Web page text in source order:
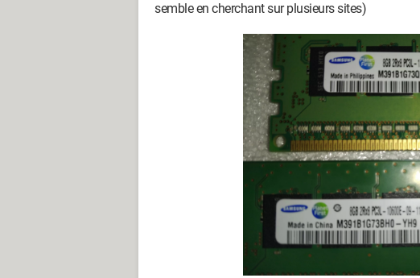
semble en cherchant sur plusieurs sites)